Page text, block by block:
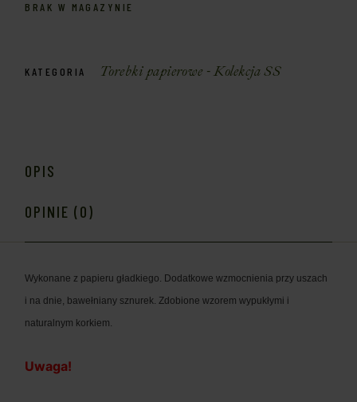
BRAK W MAGAZYNIE
KATEGORIA Torebki papierowe - Kolekcja SS
OPIS
OPINIE (0)
Wykonane z papieru gładkiego. Dodatkowe wzmocnienia przy uszach
i na dnie, bawełniany sznurek. Zdobione wzorem wypukłymi i
naturalnym korkiem.
Uwaga!